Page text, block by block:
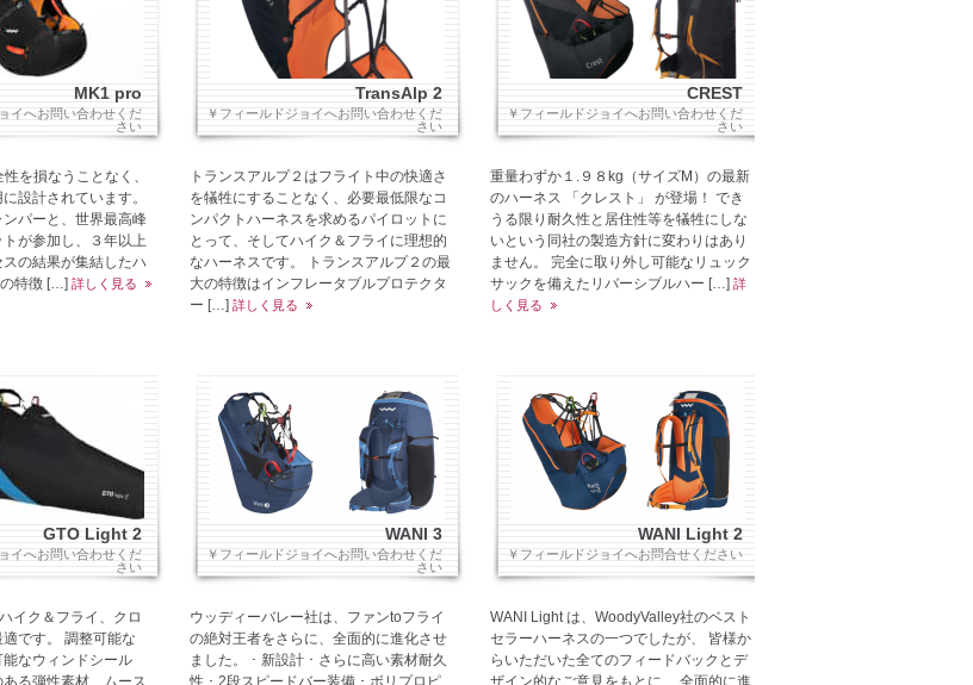
MK1 pro
イへお問い合わせくだ
さい
を損なうことなく、
設計されています。
パーと、世界最高峰
が参加し、３年以上
の結果が集結したハ
特徴 […] 詳しく見る
TransAlp 2
￥フィールドジョイへお問い合わせくだ
さい
トランスアルプ２はフライト中の快適さ
を犠牲にすることなく、必要最低限なコ
ンパクトハーネスを求めるパイロットに
とって、そしてハイク＆フライに理想的
なハーネスです。 トランスアルプ２の最
大の特徴はインフレータブルプロテクタ
ー […] 詳しく見る
CREST
￥フィールドジョイへお問い合わせくだ
さい
重量わずか１.９８kg（サイズM）の最新
のハーネス 「クレスト」 が登場！ でき
うる限り耐久性と居住性等を犠牲にしな
いという同社の製造方針に変わりはあり
ません。 完全に取り外し可能なリュック
サックを備えたリバーシブルハー […] 詳
しく見る
GTO Light 2
イへお問い合わせくだ
さい
イク＆フライ、クロ
です。 調整可能な
なウィンドシール
ある弾性素材、ムース
WANI 3
￥フィールドジョイへお問い合わせくだ
さい
ウッディーバレー社は、ファンtoフライ
の絶対王者をさらに、全面的に進化させ
ました。 ･ 新設計 ･ さらに高い素材耐久
性 ･ 2段スピードバー装備 ･ ボリプロピ
WANI Light 2
￥フィールドジョイへお問合せください
WANI Light は、WoodyValley社のベスト
セラーハーネスの一つでしたが、 皆様か
らいただいた全てのフィードバックとデ
ザイン的なご意見をもとに、 全面的に進